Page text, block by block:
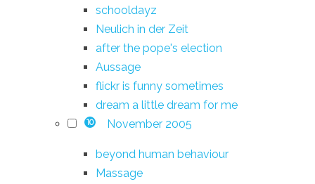
schooldayz
Neulich in der Zeit
after the pope's election
Aussage
flickr is funny sometimes
dream a little dream for me
10 November 2005
beyond human behaviour
Massage